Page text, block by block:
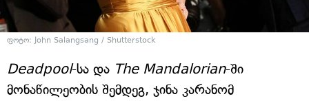
ფოტო: John Salangsang / Shutterstock
Deadpool-სა და The Mandalorian-ში
მონაწილეობის შემდეგ, ჯინა კარანომ